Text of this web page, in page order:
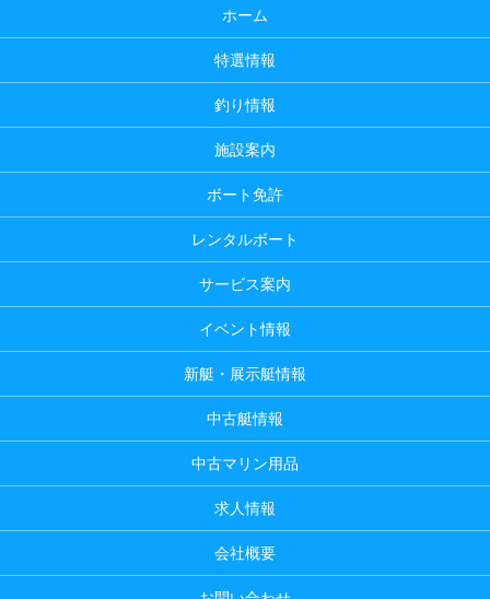
ホーム
特選情報
釣り情報
施設案内
ボート免許
レンタルボート
サービス案内
イベント情報
新艇・展示艇情報
中古艇情報
中古マリン用品
求人情報
会社概要